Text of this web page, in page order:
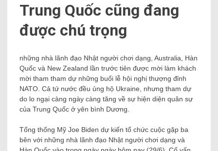
Trung Quốc cũng đang
được chú trọng
những nhà lãnh đạo Nhật người chơi dạng, Australia, Hàn
Quốc và New Zealand lần trước tiên được mời làm khách
mời tham tham dự những buổi lễ hội nghị thượng đỉnh
NATO. Cả tứ nước đều ủng hộ Ukraine, nhưng tham dự
do lo ngại càng ngày càng tăng về sự hiện diện quân sự
của Trung Quốc ở yên bình Dương.
Tổng thống Mỹ Joe Biden dự kiến ​​tổ chức cuộc gặp ba
bên với những nhà lãnh đạo Nhật người chơi dạng và